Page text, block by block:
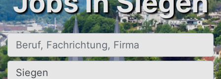
Beruf, Fachrichtung, Firma
Ort, Stadt